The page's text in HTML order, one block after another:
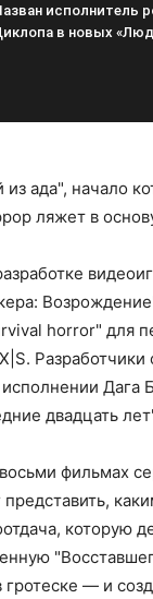
исполнитель
в новых
ада", начало
ляжет в
horror" для
Дага
двадцать
фильмах
которую
гротеске — и